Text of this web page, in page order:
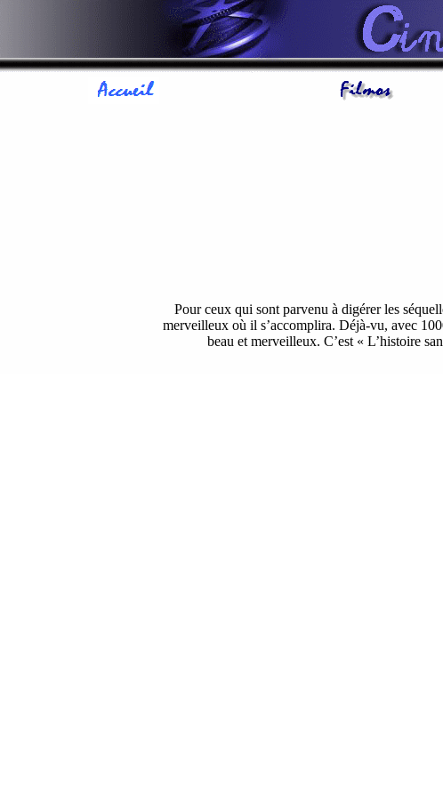
Pour ceux qui sont parvenu à digérer les
merveilleux où il s’accomplira. Déjà-vu, avec
beau et merveilleux. C’est « L’histoire